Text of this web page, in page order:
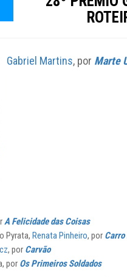
Gabriel Martins, por Marte
A Felicidade das Coisas
Pyrata, Renata Pinheiro, por Carro
, por Carvão
por Os Primeiros Soldados